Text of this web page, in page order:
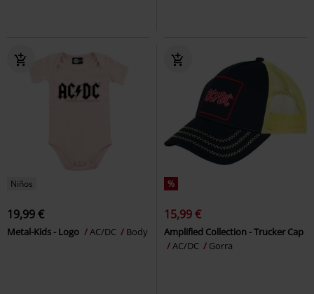
Niños
19,99 €
Metal-Kids - Logo AC/DC Body
%
15,99 €
Amplified Collection - Trucker Cap
AC/DC
Gorra